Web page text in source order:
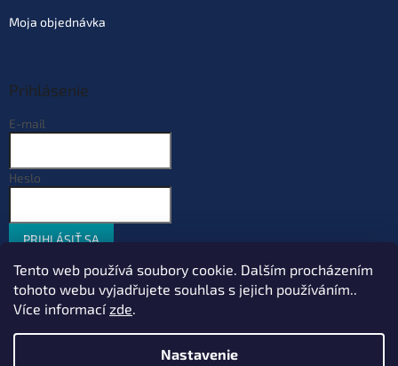
Tento web používá soubory cookie. Dalším procházením
tohoto webu vyjadřujete souhlas s jejich používáním..
Více informacízde.
Nastavenie
Moja objednávka
Prihlásenie
E-mail
Heslo
PRIHLÁSIŤ SA
Nová registrácia
Zabudnuté heslo